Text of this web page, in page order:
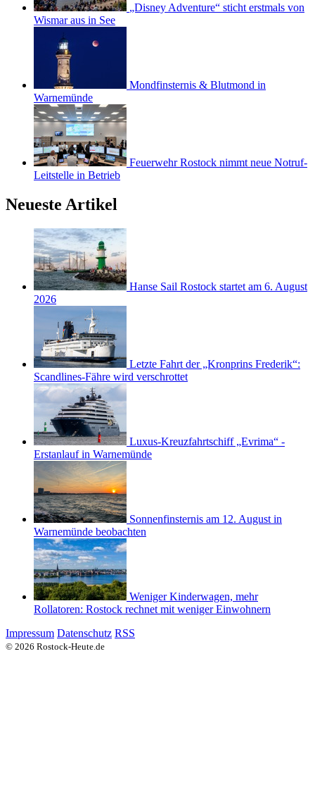
„Disney Adventure“ sticht erstmals von
Wismar aus in See
Mondfinsternis & Blutmond in
Warnemünde
Feuerwehr Rostock nimmt neue Notruf-
Leitstelle in Betrieb
Neueste Artikel
Hanse Sail Rostock startet am 6. August
2026
Letzte Fahrt der „Kronprins Frederik“:
Scandlines-Fähre wird verschrottet
Luxus-Kreuzfahrtschiff „Evrima“ -
Erstanlauf in Warnemünde
Sonnenfinsternis am 12. August in
Warnemünde beobachten
Weniger Kinderwagen, mehr
Rollatoren: Rostock rechnet mit weniger Einwohnern
Impressum Datenschutz RSS
© 2026 Rostock-Heute.de